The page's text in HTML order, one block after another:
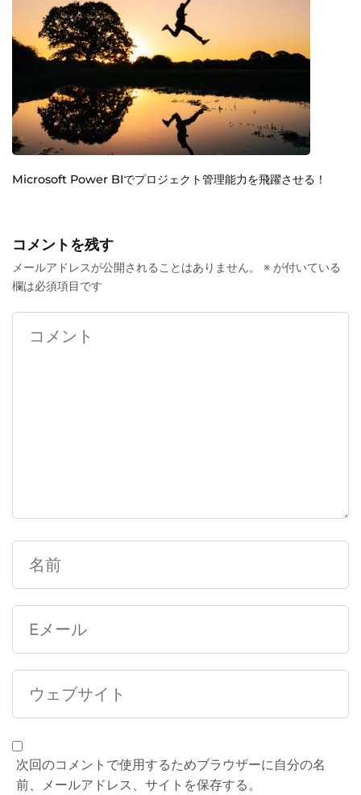
Microsoft Power BIでプロジェクト管理能力を飛躍させる！
コメントを残す
メールアドレスが公開されることはありません。 ※ が付いている
欄は必須項目です
次回のコメントで使用するためブラウザーに自分の名
前、メールアドレス、サイトを保存する。